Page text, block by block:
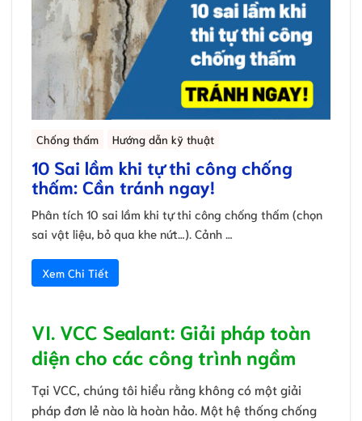
Chống thấm Hướng dẫn kỹ thuật
10 Sai lầm khi tự thi công chống
thấm: Cần tránh ngay!
Phân tích 10 sai lầm khi tự thi công chống thấm (chọn
sai vật liệu, bỏ qua khe nứt…). Cảnh …
Xem Chi Tiết
VI. VCC Sealant: Giải pháp toàn
diện cho các công trình ngầm
Tại VCC, chúng tôi hiểu rằng không có một giải
pháp đơn lẻ nào là hoàn hảo. Một hệ thống chống